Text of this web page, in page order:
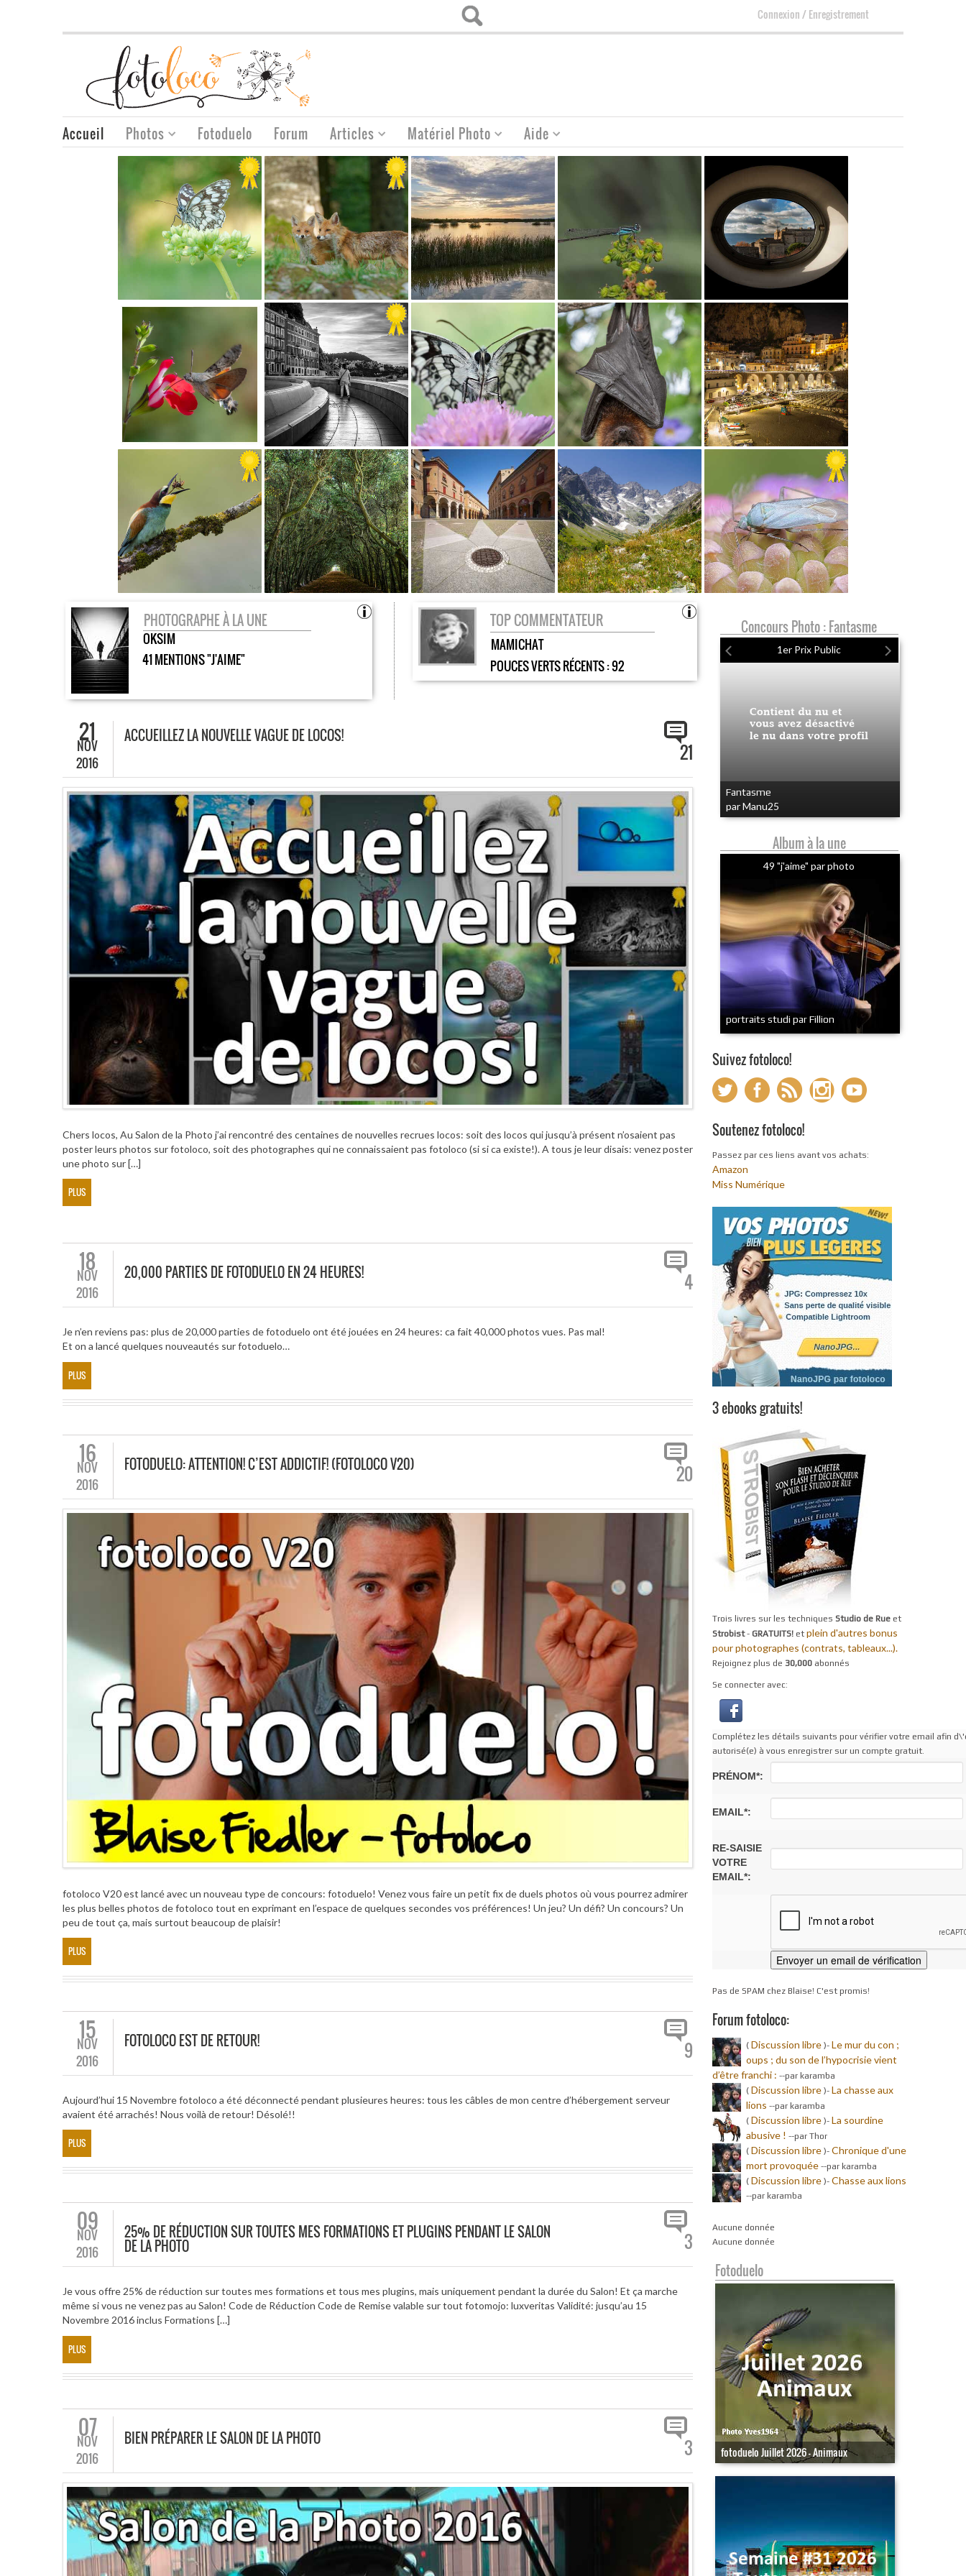
Connexion/Enregistrement
Accueil Photos Fotoduelo Forum Articles Matériel Photo Aide
PHOTOGRAPHE À LA UNE
OKSIM
41 MENTIONS "J'AIME"
TOP COMMENTATEUR
MAMICHAT
POUCES VERTS RÉCENTS :92
21
NOV
2016
ACCUEILLEZ LA NOUVELLE VAGUE DE LOCOS!
21
Chers locos, Au Salon de la Photo j’ai rencontré des centaines de nouvelles recrues locos: soit des locos qui jusqu’à présent n’osaient pas
poster leurs photos sur fotoloco, soit des photographes qui ne connaissaient pas fotoloco (si si ca existe!). A tous je leur disais: venez poster
une photo sur […]
PLUS
18
NOV
2016
20,000 PARTIES DE FOTODUELO EN 24 HEURES! 4
Je n’en reviens pas: plus de 20,000 parties de fotoduelo ont été jouées en 24 heures: ca fait 40,000 photos vues. Pas mal!
Et on a lancé quelques nouveautés sur fotoduelo…
PLUS
16
NOV
2016
FOTODUELO: ATTENTION! C’EST ADDICTIF! (FOTOLOCO V20) 20
fotoloco V20 est lancé avec un nouveau type de concours: fotoduelo! Venez vous faire un petit fix de duels photos où vous pourrez admirer
les plus belles photos de fotoloco tout en exprimant en l’espace de quelques secondes vos préférences! Un jeu? Un défi? Un concours? Un
peu de tout ça, mais surtout beaucoup de plaisir!
PLUS
15
NOV
2016
FOTOLOCO EST DE RETOUR! 9
Aujourd’hui 15 Novembre fotoloco a été déconnecté pendant plusieures heures: tous les câbles de mon centre d’hébergement serveur
avaient été arrachés! Nous voilà de retour! Désolé!!
PLUS
09
NOV
2016
25% DE RÉDUCTION SUR TOUTES MES FORMATIONS ET PLUGINS PENDANT LE SALON
DE LA PHOTO 3
Je vous offre 25% de réduction sur toutes mes formations et tous mes plugins, mais uniquement pendant la durée du Salon! Et ça marche
même si vous ne venez pas au Salon! Code de Réduction Code de Remise valable sur tout fotomojo: luxveritas Validité: jusqu’au 15
Novembre 2016 inclus Formations […]
PLUS
07
NOV
2016
BIEN PRÉPARER LE SALON DE LA PHOTO 3
Concours Photo : Fantasme
1er Prix Public
Fantasme
par Manu25
Album à la une
49 "j'aime" par photo
portraits studi par Fillion
Suivez fotoloco!
Soutenez fotoloco!
Passez par ces liens avant vos achats:
Amazon
Miss Numérique
3 ebooks gratuits!
Trois livres sur les techniques Studio de Rueet
Strobist- GRATUITS! et plein d'autres bonus
pour photographes (contrats, tableaux...).
Rejoignez plus de 30,000abonnés
Se connecter avec:
Complétez les détails suivants pour vérifier votre email afin
autorisé(e) à vous enregistrer sur un compte gratuit.
PRÉNOM*:
EMAIL*:
RE-SAISIE
VOTRE
EMAIL*:
Pas de SPAM chez Blaise! C'est promis!
Forum fotoloco:
( Discussion libre)- Le mur du con ;
oups ; du son de l’hypocrisie vient
d’être franchi : --par karamba
( Discussion libre)- La chasse aux
lions --par karamba
( Discussion libre)- La sourdine
abusive ! --par Thor
( Discussion libre)- Chronique d'une
mort provoquée--par karamba
( Discussion libre)- Chasse aux lions
--par karamba
Aucune donnée
Aucune donnée
Fotoduelo
fotoduelo Juillet 2026 - Animaux